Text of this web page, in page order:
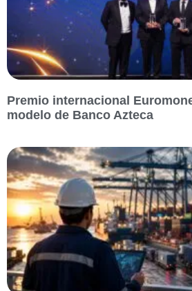
Premio internacional
modelo de Banco Azteca